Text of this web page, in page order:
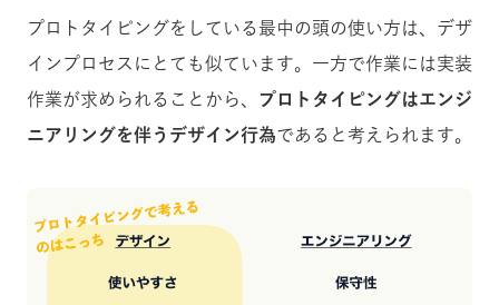
プロトタイピングをしている最中の頭の使い方は、デザ
インプロセスにとても似ています。一方で作業には実装
作業が求められることから、 プロトタイピングはエンジ
ニアリングを伴うデザイン行為であると考えられます。